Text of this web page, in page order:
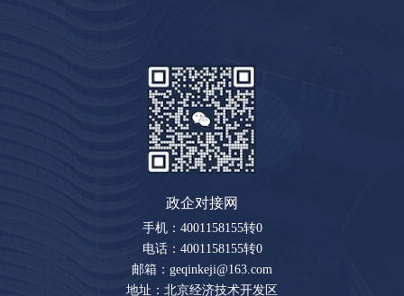
政企对接网
手机：4001158155转0
电话：4001158155转0
邮箱：geqinkeji@163.com
地址：北京经济技术开发区